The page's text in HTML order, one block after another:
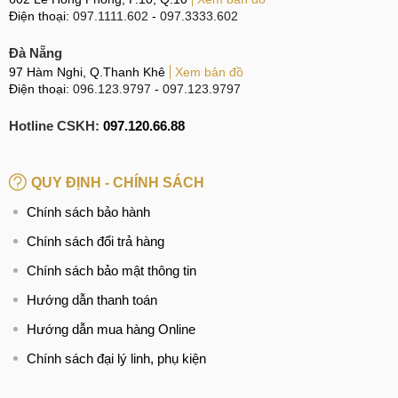
Quý khách hàng đến MobileCity được kiểm tra và làm
vệ sinh Xiaomi Pad 6 Pro miễn phí.
Mức giá dịch vụ cạnh tranh trên thị trường, chế độ bảo
hành dài hạn.
hãng, mới 100% và có thông tin nguồn gốc xuất xứ rõ
Dấu hiệu và nguyên nhân
Vậy khi Xiaomi Pad 6 Pro bị hỏng Camera phải làm như thế
nào? Tiếp theo, hãy cùng MobileCity tìm hiểu những dấu
Điện thoại: 097.1111.602 - 097.3333.602
Đà Nẵng
97 Hàm Nghi, Q.Thanh Khê
Xem bản đồ
Điện thoại: 096.123.9797 - 097.123.9797
Hotline CSKH: 097.120.66.88
QUY ĐỊNH - CHÍNH SÁCH
Chính sách bảo hành
Chính sách đổi trả hàng
Chính sách bảo mật thông tin
Hướng dẫn thanh toán
Hướng dẫn mua hàng Online
Chính sách đại lý linh, phụ kiện